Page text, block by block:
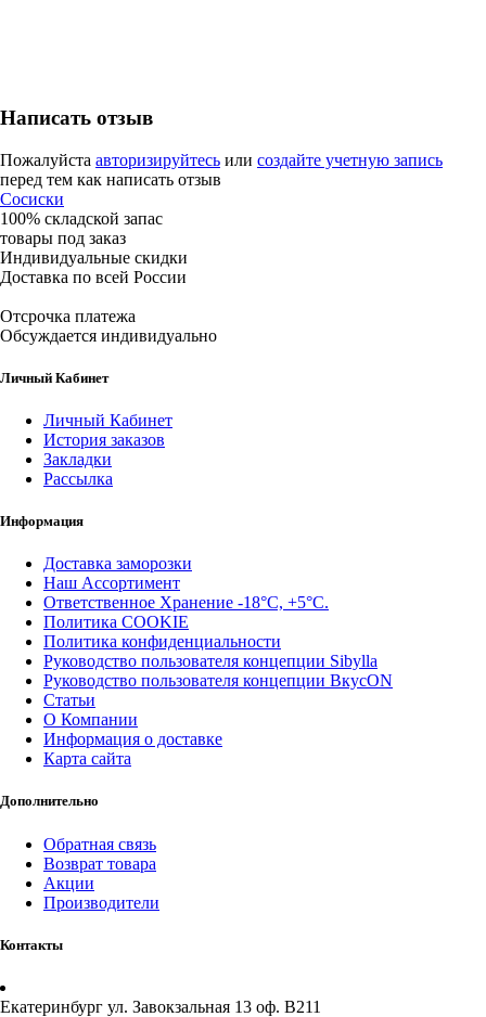
Написать отзыв
Пожалуйста авторизируйтесь или создайте учетную запись
перед тем как написать отзыв
Сосиски
100% складской запас
товары под заказ
Индивидуальные скидки
Доставка по всей России
Отсрочка платежа
Обсуждается индивидуально
Личный Кабинет
Личный Кабинет
История заказов
Закладки
Рассылка
Информация
Доставка заморозки
Наш Ассортимент
Ответственное Хранение -18°С, +5°С.
Политика COOKIE
Политика конфиденциальности
Руководство пользователя концепции Sibylla
Руководство пользователя концепции ВкусON
Статьи
О Компании
Информация о доставке
Карта сайта
Дополнительно
Обратная связь
Возврат товара
Акции
Производители
Контакты
Екатеринбург ул. Завокзальная 13 оф. В211